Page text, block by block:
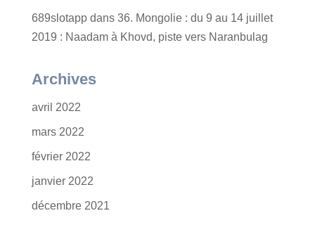
689slotappdans 36. Mongolie : du 9 au 14 juillet
2019 : Naadam à Khovd, piste vers Naranbulag
Archives
avril 2022
mars 2022
février 2022
janvier 2022
décembre 2021